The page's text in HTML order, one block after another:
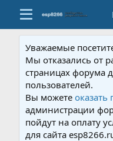
Уважаемые
Мы отказались от
страницах форума
пользователей.
Вы можете
администрации
пойдут на оплату
для сайта